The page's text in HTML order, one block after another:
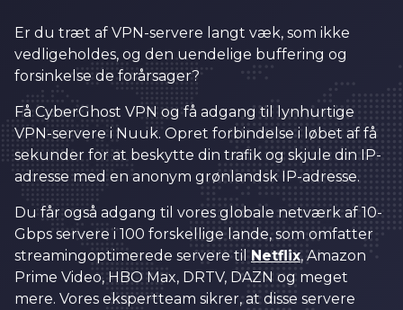
Er du træt af VPN-servere langt væk, som ikke
vedligeholdes, og den uendelige buffering og
forsinkelse de forårsager?
Få CyberGhost VPN og få adgang til lynhurtige
VPN-servere i Nuuk. Opret forbindelse i løbet af få
sekunder for at beskytte din trafik og skjule din IP-
adresse med en anonym grønlandsk IP-adresse.
Du får også adgang til vores globale netværk af 10-
Gbps servere i 100 forskellige lande, som omfatter
streamingoptimerede servere til Netflix, Amazon
Prime Video, HBO Max, DRTV, DAZN og meget
mere. Vores ekspertteam sikrer, at disse servere